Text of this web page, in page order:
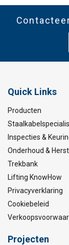
Quick Links
Producten
Inspecties &
Onderhoud &
Trekbank
Lifting KnowHow
Privacyverklaring
Cookiebeleid
Projecten